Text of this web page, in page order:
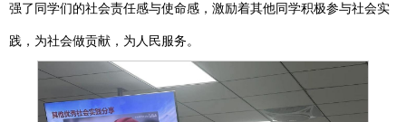
强了同学们的社会责任感与使命感，激励着其他同学积极参与社会实
践，为社会做贡献，为人民服务。